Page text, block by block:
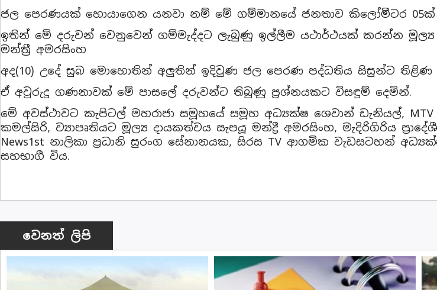
ජල පෙරණයක් හොයාගෙන යනවා නම් මේ ගම්මානයේ ජනතාව කිලෝමීටර
ඉතින් මේ දරුවන් වෙනුවෙන් ගම්මැද්දට ලැබුණු ඉල්ලීම යථාර්ථයක් කරන්න මූල්‍ය
මන්ත්‍රී අමරසිංහ
අද(10) උදේ සුබ මොහොතින් අලුතින් ඉදිවුණ ජල පෙරණ පද්ධතිය සිසුන්ට තිළිණ
ඒ අවුරුදු ගණනාවක් මේ පාසලේ දරුවන්ට තිබුණු ප්‍රශ්නයකට විසඳුම් දෙමින්.
මේ අවස්ථාවට කැපිටල් මහරාජා සමූහයේ සමූහ අධ්‍යක්ෂ ශෙවාන් ඩැනියල්,
කමල්සිරි, ව්‍යාපෘතියට මූල්‍ය දායකත්වය සැපයූ මන්ද්‍රී අමරසිංහ, මැදිරිගිරිය
News1st නාලිකා ප්‍රධානි සුරංග සේනානයක, සිරස TV ආගමික වැඩසටහන්
සහභාගී විය.
වෙනත් ලිපි